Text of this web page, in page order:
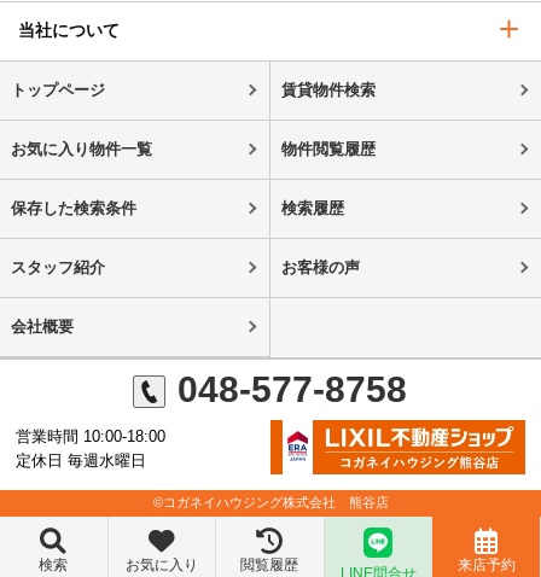
当社について
トップページ 賃貸物件検索
お気に入り物件一覧 物件閲覧履歴
保存した検索条件 検索履歴
スタッフ紹介 お客様の声
会社概要
048-577-8758
営業時間 10:00-18:00
定休日 毎週水曜日
©コガネイハウジング株式会社 熊谷店
検索 お気に入り 閲覧履歴 LINE問合せ 来店予約